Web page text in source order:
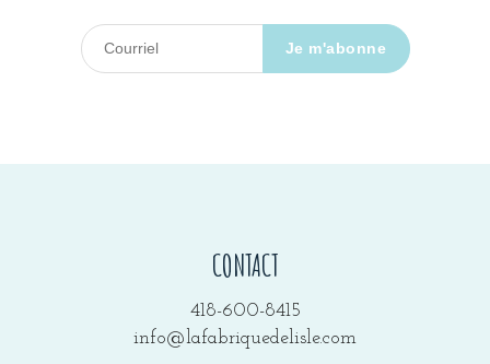
CONTACT
418-600-8415
info@lafabriquedelisle.com